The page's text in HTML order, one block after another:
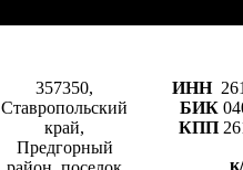
357350,
Ставропольский
край,
Предгорный
ИНН
БИК
КПП